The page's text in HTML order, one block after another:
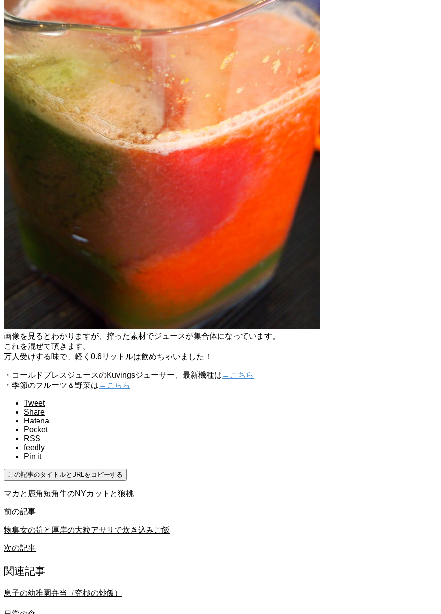
画像を見るとわかりますが、搾った素材でジュースが集合体になっています。
これを混ぜて頂きます。
万人受けする味で、軽く0.6リットルは飲めちゃいました！
・コールドプレスジュースのKuvingsジューサー、最新機種は →こちら
・季節のフルーツ＆野菜は →こちら
Tweet
Share
Hatena
Pocket
RSS
feedly
Pin it
この記事のタイトルとURLをコピーする
マカと鹿角短角牛のNYカットと狼桃
前の記事
物集女の筍と厚岸の大粒アサリで炊き込みご飯
次の記事
関連記事
息子の幼稚園弁当（究極の炒飯）